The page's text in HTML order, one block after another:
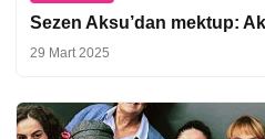
Sezen Aksu’dan mektup:
29 Mart 2025